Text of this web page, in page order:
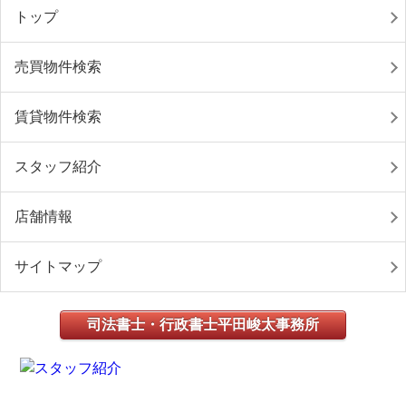
トップ
売買物件検索
賃貸物件検索
スタッフ紹介
店舗情報
サイトマップ
司法書士・行政書士平田峻太事務所